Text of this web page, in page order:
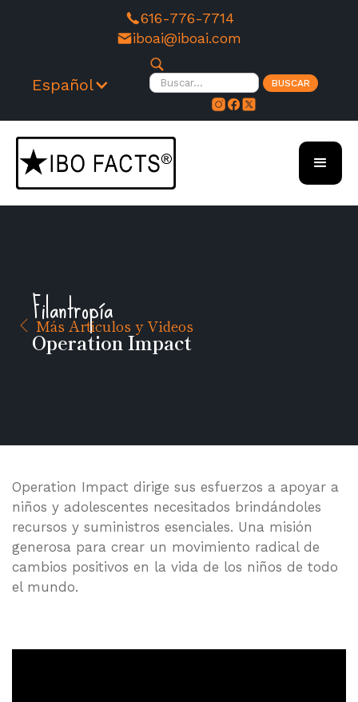
616-776-7714
iboai@iboai.com
Español
Filantropía
Operation Impact
Más Artículos y Videos
Operation Impact dirige sus esfuerzos a apoyar a
niños y adolescentes necesitados brindándoles
recursos y suministros esenciales. Una misión
generosa para crear un movimiento radical de
cambios positivos en la vida de los niños de todo
el mundo.